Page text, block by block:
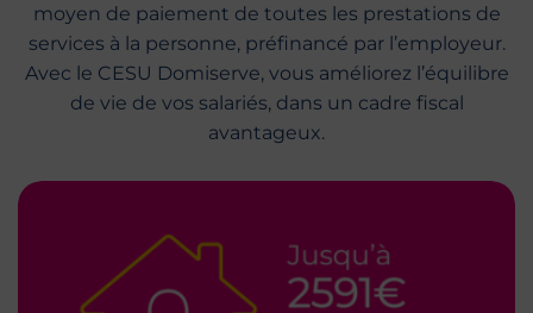
moyen de paiement de toutes les prestations de
services à la personne, préfinancé par l’employeur.
Avec le CESU Domiserve, vous améliorez l’équilibre
de vie de vos salariés, dans un cadre fiscal
avantageux.